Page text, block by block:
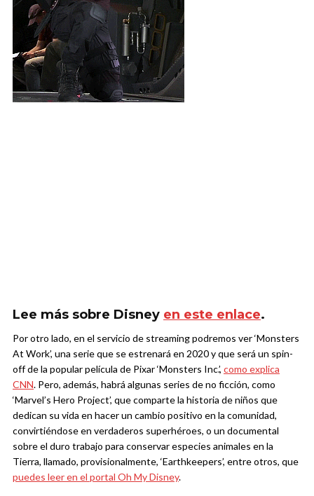
Lee más sobre Disney en este enlace.
Por otro lado, en el servicio de streaming podremos ver ‘Monsters
At Work’, una serie que se estrenará en 2020 y que será un spin-
off de la popular película de Pixar ‘Monsters Inc.’, como explica
CNN. Pero, además, habrá algunas series de no ficción, como
‘Marvel’s Hero Project’, que comparte la historia de niños que
dedican su vida en hacer un cambio positivo en la comunidad,
convirtiéndose en verdaderos superhéroes, o un documental
sobre el duro trabajo para conservar especies animales en la
Tierra, llamado, provisionalmente, ‘Earthkeepers’, entre otros, que
puedes leer en el portal Oh My Disney.